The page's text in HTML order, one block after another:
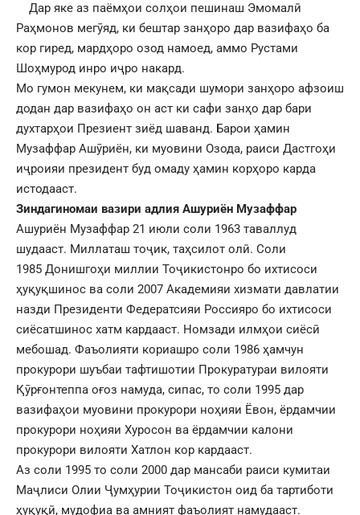
Дар яке аз паёмҳои солҳои пешинаш Эмомалӣ
Раҳмонов мегӯяд, ки бештар занҳоро дар вазифаҳо ба
кор гиред, мардҳоро озод намоед, аммо Рустами
Шоҳмурод инро иҷро накард.
Мо гумон мекунем, ки мақсади шумори занҳоро афзоиш
додан дар вазифаҳо он аст ки сафи занҳо дар бари
духтарҳои Презиент зиёд шаванд. Барои ҳамин
Музаффар Ашӯриён, ки муовини Озода, раиси Дастгоҳи
иҷроияи президент буд омаду ҳамин корҳоро карда
истодааст.
Зиндагиномаи вазири адлия Ашуриён Музаффар
Ашуриён Музаффар 21 июли соли 1963 таваллуд
шудааст. Миллаташ тоҷик, таҳсилот олӣ. Соли
1985 Донишгоҳи миллии Тоҷикистонро бо ихтисоси
ҳуқуқшинос ва соли 2007 Академияи хизмати давлатии
назди Президенти Федератсияи Россияро бо ихтисоси
сиёсатшинос хатм кардааст. Номзади илмҳои сиёсӣ
мебошад. Фаъолияти кориашро соли 1986 ҳамчун
прокурори шуъбаи тафтишотии Прокуратураи вилояти
Қӯрғонтеппа оғоз намуда, сипас, то соли 1995 дар
вазифаҳои муовини прокурори ноҳияи Ёвон, ёрдамчии
прокурори ноҳияи Хуросон ва ёрдамчии калони
прокурори вилояти Хатлон кор кардааст.
Аз соли 1995 то соли 2000 дар мансаби раиси кумитаи
Маҷлиси Олии Ҷумҳурии Тоҷикистон оид ба тартиботи
ҳуқуқӣ, мудофиа ва амният фаъолият намудааст.